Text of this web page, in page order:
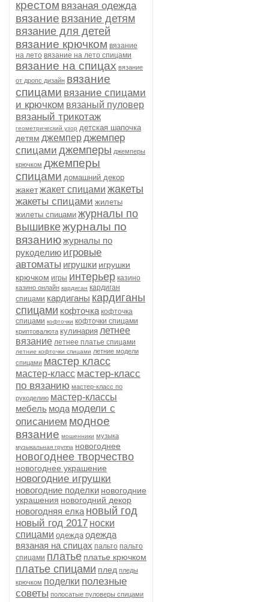
крестом вязаная одежда
вязание вязание детям
вязание для детей
вязание крючком вязание
на лето вязание на лето спицами
вязание на спицах вязание
от дропс дизайн вязание
спицами вязание спицами
и крючком вязаный пуловер
вязаный трикотаж
геометрический узор детская шапочка
детям джемперджемпер
спицами джемперы джемперы
крючком джемперы
спицами домашний декор
жакетжакет спицами жакеты
жакеты спицами жилеты
жилеты спицами журналы по
вышивкежурналы по
вязаниюжурналы по
рукоделию игровые
автоматы игрушки игрушки
крючком игры интерьер казино
казино онлайн кардиган кардиган
спицами кардиганы кардиганы
спицами кофточка кофточка
спицами кофточки кофточки спицами
криптовалюта кулинария летнее
вязание летнее платье спицами
летние кофточки спицами летние модели
спицами мастер класс
мастер-класс мастер-класс
по вязанию мастер-класс по
рукоделию мастер-классы
мебель мода модели с
описанием модное
вязание мошенники музыка
музыкальная группа новогоднее
новогоднее творчество
новогоднее украшение
новогодние игрушки
новогодние поделки новогодние
украшения новогодний декор
новогодняя елка новый год
новый год 2017 носки
спицами одежда одежда
вязаная на спицах пальто пальто
спицами платье платье крючком
платье спицами плед пледы
крючком поделки полезные
советы полосатые пуловеры спицами